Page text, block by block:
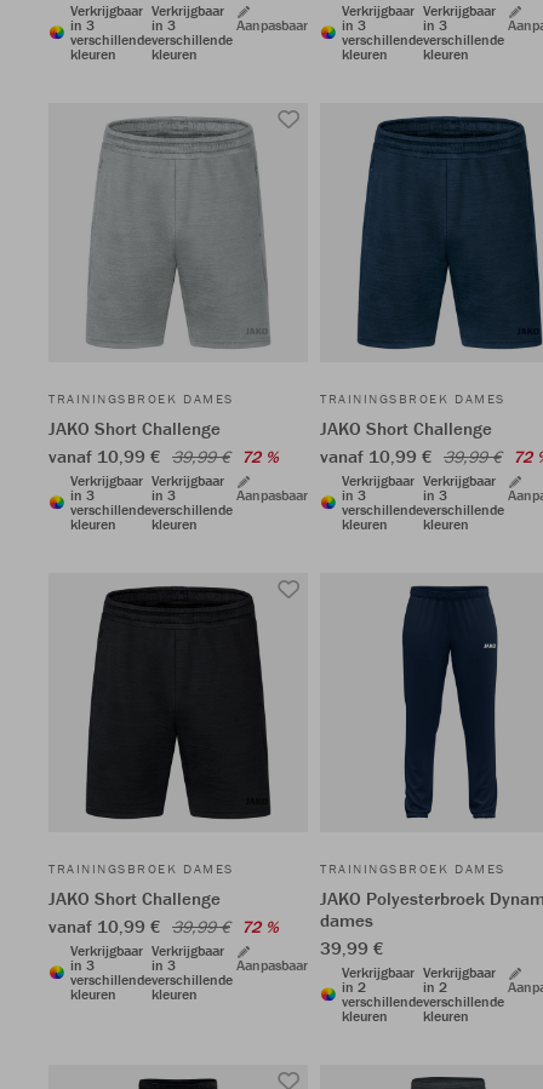
Verkrijgbaar
in 3
verschillende
kleuren
Verkrijgbaar
in 3
verschillende
kleuren
Aanpasbaar
Verkrijgbaar
in 3
verschillende
kleuren
Verkrijgbaar
in 3
verschillende
kleuren
TRAININGSBROEK DAMES
JAKO Short Challenge
vanaf 10,99 € 39,99 € 72 %
Verkrijgbaar
in 3
verschillende
kleuren
Verkrijgbaar
in 3
verschillende
kleuren
Aanpasbaar
TRAININGSBROEK DAMES
JAKO Short Challenge
vanaf 10,99 € 39,99 € 72
Verkrijgbaar
in 3
verschillende
kleuren
Verkrijgbaar
in 3
verschillende
kleuren
TRAININGSBROEK DAMES
JAKO Short Challenge
vanaf 10,99 € 39,99 € 72 %
Verkrijgbaar
in 3
verschillende
kleuren
Verkrijgbaar
in 3
verschillende
kleuren
Aanpasbaar
TRAININGSBROEK DAMES
JAKO Polyesterbroek
dames
39,99 €
Verkrijgbaar
in 2
verschillende
kleuren
Verkrijgbaar
in 2
verschillende
kleuren